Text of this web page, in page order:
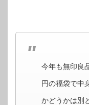
今年も無印良
円の福袋で中
かどうかは別